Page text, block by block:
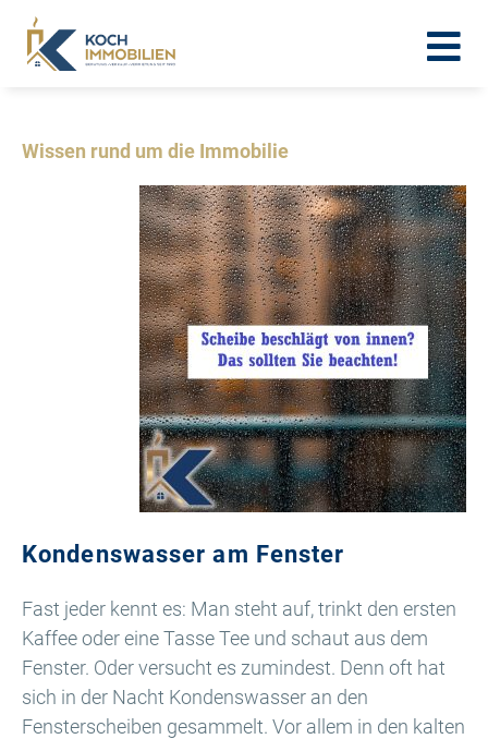
Wissen rund um die Immobilie
Kondenswasser am Fenster
Fast jeder kennt es: Man steht auf, trinkt den ersten
Kaffee oder eine Tasse Tee und schaut aus dem
Fenster. Oder versucht es zumindest. Denn oft hat
sich in der Nacht Kondenswasser an den
Fensterscheiben gesammelt. Vor allem in den kalten